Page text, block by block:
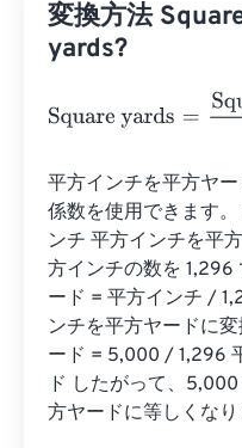
変換方法
yards?
Square yards =
平方インチを平方ヤ
係数を使用できます
ンチ 平方インチを平
方インチの数を 1,296
ード = 平方インチ /
ンチを平方ヤードに
ード = 5,000 / 1,296
ド したがって、
方ヤードに等しくなり